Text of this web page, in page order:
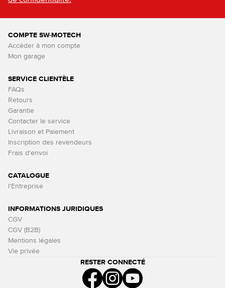
COMPTE SW-MOTECH
Accéder à mon compte
Mon garage
SERVICE CLIENTÈLE
FAQs
Retours
Garantie
Contacter le service
Livraison et Paiement
Inscription des revendeurs
Frais d'envoi
CATALOGUE
l'Entreprise
INFORMATIONS JURIDIQUES
CGV
CGV (B2B)
Mentions légales
Vie privée
RESTER CONNECTÉ